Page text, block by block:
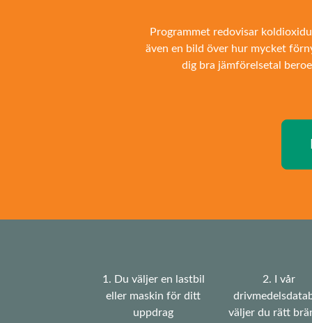
Programmet redovisar
även en bild över hur mycket
dig bra jämförelsetal
1. Du väljer en lastbil
eller maskin för ditt
uppdrag
2. I vår
väljer du rätt